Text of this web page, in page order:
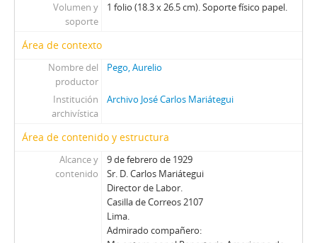
Volumen y
soporte
1 folio (18.3 x 26.5 cm). Soporte físico papel.
Área de contexto
Nombre del
productor
Pego, Aurelio
Institución
archivística
Archivo José Carlos Mariátegui
Área de contenido y estructura
Alcance y
contenido
9 de febrero de 1929
Sr. D. Carlos Mariátegui
Director de Labor.
Casilla de Correos 2107
Lima.
Admirado compañero: